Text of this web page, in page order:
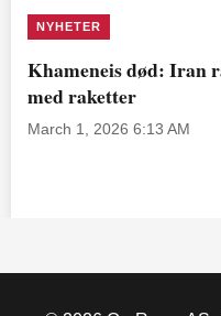
NYHETER
Khameneis død: Iran
med raketter
March 1, 2026 6:13 AM